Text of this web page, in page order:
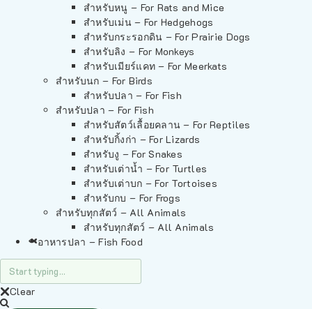
สำหรับหนู – For Rats and Mice
สำหรับเม่น – For Hedgehogs
สำหรับกระรอกดิน – For Prairie Dogs
สำหรับลิง – For Monkeys
สำหรับเมียร์แคท – For Meerkats
สำหรับนก – For Birds
สำหรับปลา – For Fish
สำหรับปลา – For Fish
สำหรับสัตว์เลื้อยคลาน – For Reptiles
สำหรับกิ้งก่า – For Lizards
สำหรับงู – For Snakes
สำหรับเต่าน้ำ – For Turtles
สำหรับเต่าบก – For Tortoises
สำหรับกบ – For Frogs
สำหรับทุกสัตว์ – All Animals
สำหรับทุกสัตว์ – All Animals
อาหารปลา – Fish Food
Clear